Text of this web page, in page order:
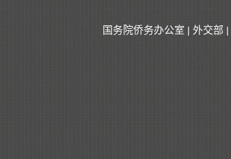
国务院侨务办公室 | 外交部 |